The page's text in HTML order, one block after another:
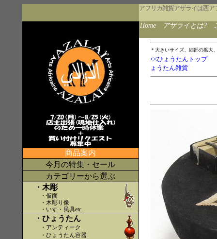
アフリカ雑貨アザライは西
Home アザライとは?
商品案内
今月の特集・セール
カテゴリーから選ぶ
・木彫
・仮面
・木彫り像
・いす・民具etc.
・ひょうたん
・アンティーク
・ひょうたん容器
＊大きいサイズ、細部の拡大
<<ひょうたんトップ
ょうたん雑貨